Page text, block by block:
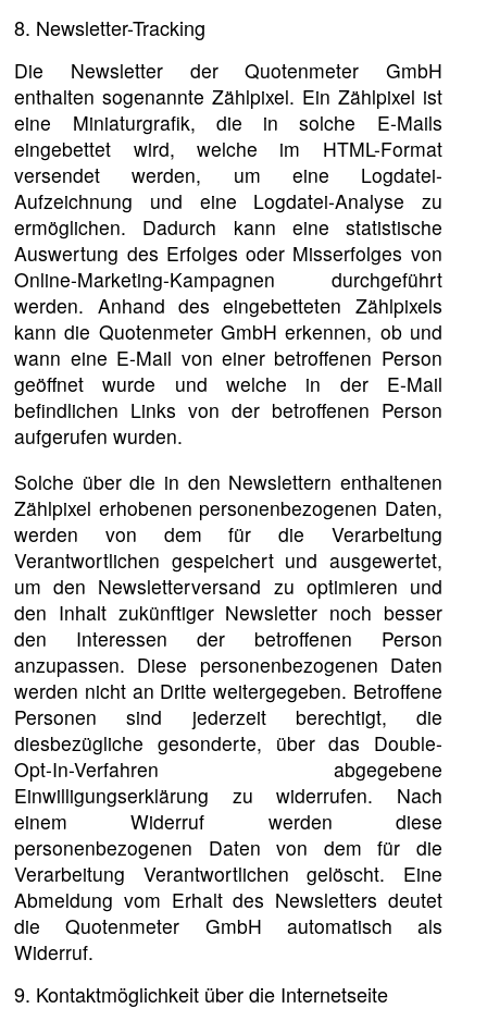
8. Newsletter-Tracking
Die Newsletter der Quotenmeter GmbH
enthalten sogenannte Zählpixel. Ein Zählpixel ist
eine Miniaturgrafik, die in solche E-Mails
eingebettet wird, welche im HTML-Format
versendet werden, um eine Logdatei-
Aufzeichnung und eine Logdatei-Analyse zu
ermöglichen. Dadurch kann eine statistische
Auswertung des Erfolges oder Misserfolges von
Online-Marketing-Kampagnen durchgeführt
werden. Anhand des eingebetteten Zählpixels
kann die Quotenmeter GmbH erkennen, ob und
wann eine E-Mail von einer betroffenen Person
geöffnet wurde und welche in der E-Mail
befindlichen Links von der betroffenen Person
aufgerufen wurden.
Solche über die in den Newslettern enthaltenen
Zählpixel erhobenen personenbezogenen Daten,
werden von dem für die Verarbeitung
Verantwortlichen gespeichert und ausgewertet,
um den Newsletterversand zu optimieren und
den Inhalt zukünftiger Newsletter noch besser
den Interessen der betroffenen Person
anzupassen. Diese personenbezogenen Daten
werden nicht an Dritte weitergegeben. Betroffene
Personen sind jederzeit berechtigt, die
diesbezügliche gesonderte, über das Double-
Opt-In-Verfahren abgegebene
Einwilligungserklärung zu widerrufen. Nach
einem Widerruf werden diese
personenbezogenen Daten von dem für die
Verarbeitung Verantwortlichen gelöscht. Eine
Abmeldung vom Erhalt des Newsletters deutet
die Quotenmeter GmbH automatisch als
Widerruf.
9. Kontaktmöglichkeit über die Internetseite